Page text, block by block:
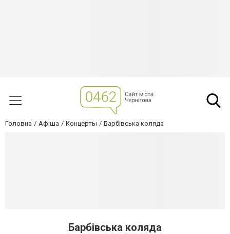
Головна Афіша Концерты Барбівська коляда
Барбівська коляда